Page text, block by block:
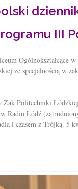
III
Ogólnokształcące
ze specjalnością w
Żak Politechniki
Radiu Łódź
i czasem z Trójką. 5